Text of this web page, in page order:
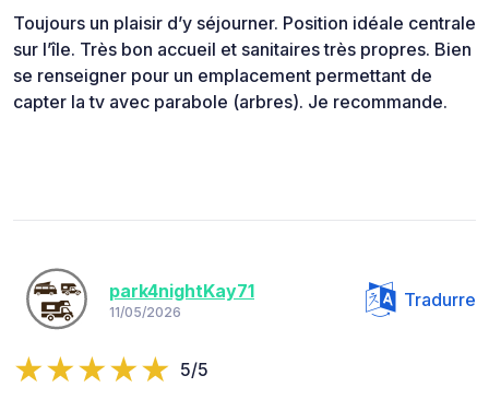
Toujours un plaisir d’y séjourner. Position idéale centrale
sur l’île. Très bon accueil et sanitaires très propres. Bien
se renseigner pour un emplacement permettant de
capter la tv avec parabole (arbres). Je recommande.
park4nightKay71
11/05/2026
Tradurre
5/5